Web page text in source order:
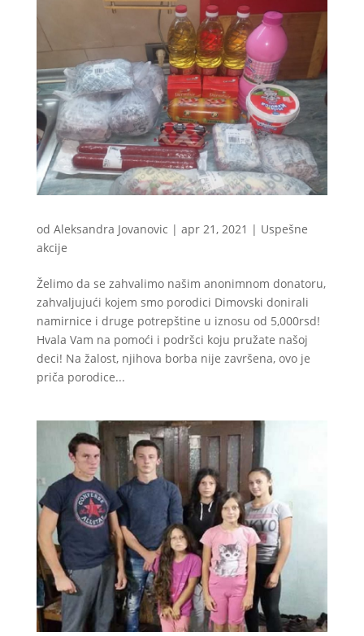
od Aleksandra Jovanovic | apr 21, 2021 | Uspešne
akcije
Želimo da se zahvalimo našim anonimnom donatoru,
zahvaljujući kojem smo porodici Dimovski donirali
namirnice i druge potrepštine u iznosu od 5,000rsd!
Hvala Vam na pomoći i podršci koju pružate našoj
deci! Na žalost, njihova borba nije završena, ovo je
priča porodice...